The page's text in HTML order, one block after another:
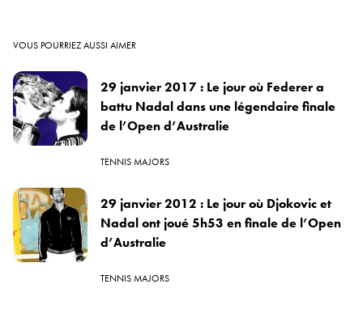
VOUS POURRIEZ AUSSI AIMER
29 janvier 2017 : Le jour où Federer a
battu Nadal dans une légendaire finale
de l’Open d’Australie
TENNIS MAJORS
29 janvier 2012 : Le jour où Djokovic et
Nadal ont joué 5h53 en finale de l’Open
d’Australie
TENNIS MAJORS